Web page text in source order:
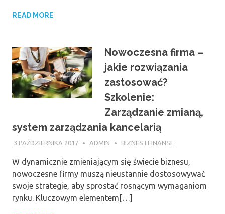
READ MORE
Nowoczesna firma –
jakie rozwiązania
zastosować?
Szkolenie:
Zarządzanie zmianą,
system zarządzania kancelarią
3 PAŹDZIERNIKA 2017 ADMIN BIZNES I FINANSE
W dynamicznie zmieniającym się świecie biznesu,
nowoczesne firmy muszą nieustannie dostosowywać
swoje strategie, aby sprostać rosnącym wymaganiom
rynku. Kluczowym elementem[…]